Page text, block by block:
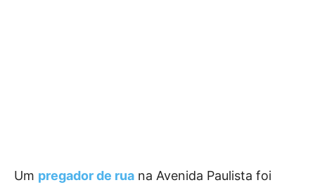
Um pregador de rua na Avenida Paulista foi